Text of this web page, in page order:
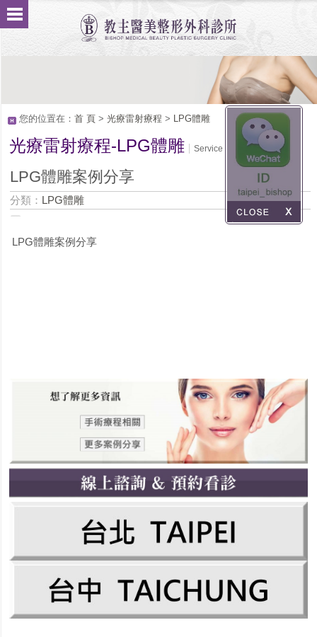
您的位置在： 首 頁> 光療雷射療程 > LPG體雕
光療雷射療程-LPG體雕 Service
LPG體雕案例分享
分類： LPG體雕
LPG體雕案例分享